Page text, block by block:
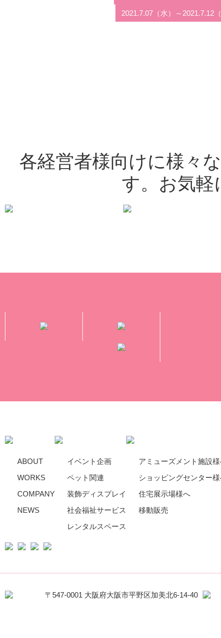
2021.7.07（水）～2021.7.12
各経営者様向けに様々
す。お気軽
ABOUT
WORKS
COMPANY
NEWS
イベント企画
ペット関連
装飾ディスプレイ
社会福祉サービス
レンタルスペース
アミューズメント施設
ショッピングセンター
住宅展示場様へ
移動販売
〒547-0001 大阪府大阪市平野区加美北6-14-40